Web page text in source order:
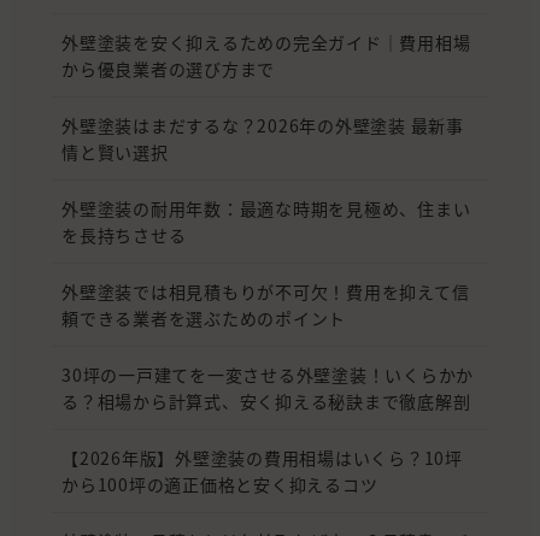
外壁塗装を安く抑えるための完全ガイド｜費用相場
から優良業者の選び方まで
外壁塗装はまだするな？2026年の外壁塗装 最新事
情と賢い選択
外壁塗装の耐用年数：最適な時期を見極め、住まい
を長持ちさせる
外壁塗装では相見積もりが不可欠！費用を抑えて信
頼できる業者を選ぶためのポイント
30坪の一戸建てを一変させる外壁塗装！いくらかか
る？相場から計算式、安く抑える秘訣まで徹底解剖
【2026年版】外壁塗装の費用相場はいくら？10坪
から100坪の適正価格と安く抑えるコツ